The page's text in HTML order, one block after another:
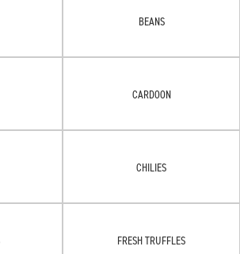
BEANS
CARDOON
CHILIES
FRESH TRUFFLES